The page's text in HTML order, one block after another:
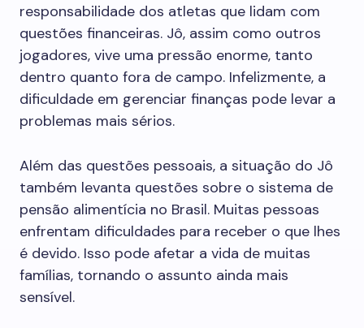
responsabilidade dos atletas que lidam com
questões financeiras. Jô, assim como outros
jogadores, vive uma pressão enorme, tanto
dentro quanto fora de campo. Infelizmente, a
dificuldade em gerenciar finanças pode levar a
problemas mais sérios.
Além das questões pessoais, a situação do Jô
também levanta questões sobre o sistema de
pensão alimentícia no Brasil. Muitas pessoas
enfrentam dificuldades para receber o que lhes
é devido. Isso pode afetar a vida de muitas
famílias, tornando o assunto ainda mais
sensível.